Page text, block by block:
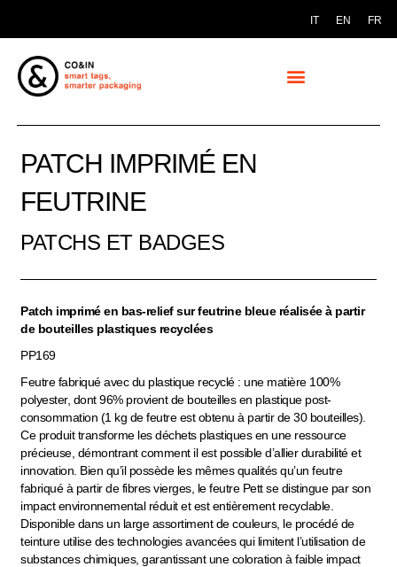
IT EN FR
PATCH IMPRIMÉ EN
FEUTRINE
PATCHS ET BADGES
Patch imprimé en bas-relief sur feutrine bleue réalisée à partir
de bouteilles plastiques recyclées
PP169
Feutre fabriqué avec du plastique recyclé : une matière 100%
polyester, dont 96% provient de bouteilles en plastique post-
consommation (1 kg de feutre est obtenu à partir de 30 bouteilles).
Ce produit transforme les déchets plastiques en une ressource
précieuse, démontrant comment il est possible d’allier durabilité et
innovation. Bien qu’il possède les mêmes qualités qu’un feutre
fabriqué à partir de fibres vierges, le feutre Pett se distingue par son
impact environnemental réduit et est entièrement recyclable.
Disponible dans un large assortiment de couleurs, le procédé de
teinture utilise des technologies avancées qui limitent l’utilisation de
substances chimiques, garantissant une coloration à faible impact